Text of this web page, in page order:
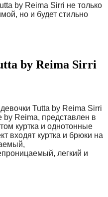
by Reima Sirri не только
но и будет стильно
by Reima Sirri
Tutta by Reima Sirri
Reima, представлен в
куртка и однотонные
входят куртка и брюки на
легкий и